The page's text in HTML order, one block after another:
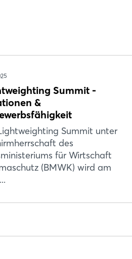
Summit -
&
Summit unter
des
für Wirtschaft
(BMWK) wird am
Einloggen
Jetzt registrieren